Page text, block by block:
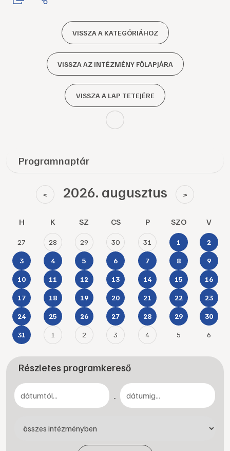
VISSZA A KATEGÓRIÁHOZ
VISSZA AZ INTÉZMÉNY FŐLAPJÁRA
VISSZA A LAP TETEJÉRE
Programnaptár
< 2026. augusztus >
H K SZ CS P SZO V
27 28 29 30 31 1 2
3 4 5 6 7 8 9
10 11 12 13 14 15 16
17 18 19 20 21 22 23
24 25 26 27 28 29 30
31 1 2 3 4 5 6
Részletes programkereső
-